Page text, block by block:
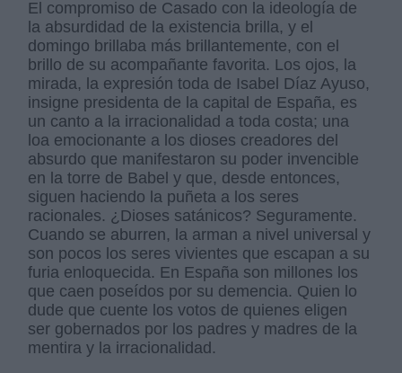
El compromiso de Casado con la ideología de
la absurdidad de la existencia brilla, y el
domingo brillaba más brillantemente, con el
brillo de su acompañante favorita. Los ojos, la
mirada, la expresión toda de Isabel Díaz Ayuso,
insigne presidenta de la capital de España, es
un canto a la irracionalidad a toda costa; una
loa emocionante a los dioses creadores del
absurdo que manifestaron su poder invencible
en la torre de Babel y que, desde entonces,
siguen haciendo la puñeta a los seres
racionales. ¿Dioses satánicos? Seguramente.
Cuando se aburren, la arman a nivel universal y
son pocos los seres vivientes que escapan a su
furia enloquecida. En España son millones los
que caen poseídos por su demencia. Quien lo
dude que cuente los votos de quienes eligen
ser gobernados por los padres y madres de la
mentira y la irracionalidad.